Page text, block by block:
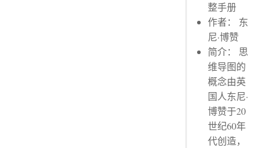
整手册
作者： 东
尼·博赞
简介： 思
维导图的
概念由英
国人东尼·
博赞于20
世纪60年
代创造，